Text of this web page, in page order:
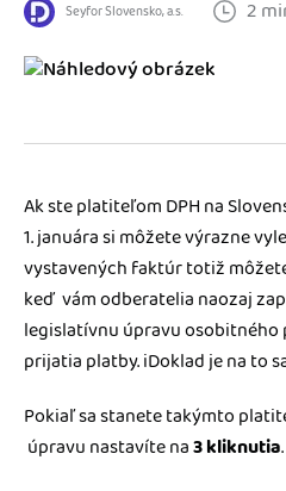
Ako sa vyznať vo fakturácii
Podnikateľský servis
Spýtajte sa nás
Seyfor Slovensko, a.s. 2
Ak ste platiteľom DPH na
1. januára si môžete výrazne
vystavených faktúr totiž
keď vám odberatelia naozaj
legislatívnu úpravu osobitného
prijatia platby. iDoklad je na to
Pokiaľ sa stanete takýmto
úpravu nastavíte na3 kliknutia.